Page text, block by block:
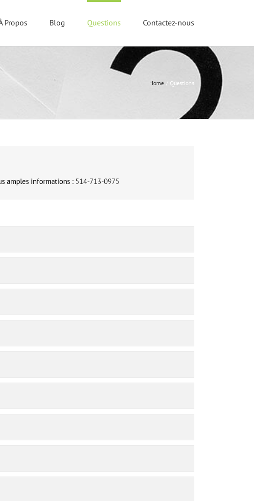
Propos Blog Questions Contactez-nous
Home Questions
amples informations : 514-713-0975